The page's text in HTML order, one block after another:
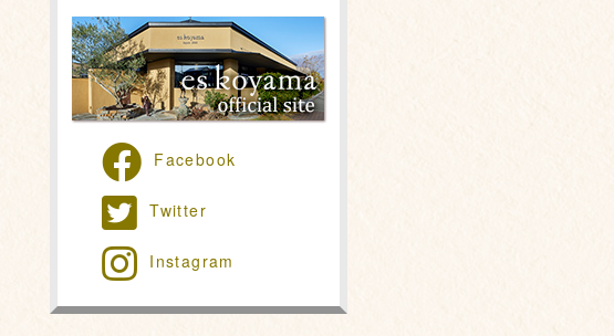
Facebook
Twitter
Instagram